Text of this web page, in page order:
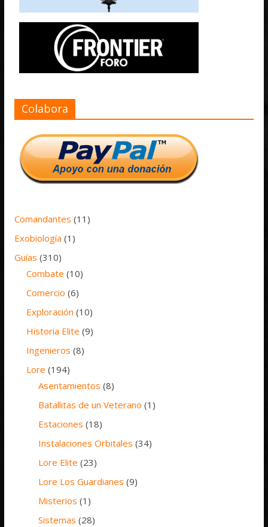
Colabora
Comandantes (11)
Exobiología (1)
Guías (310)
Combate (10)
Comercio (6)
Exploración (10)
Historia Elite (9)
Ingenieros (8)
Lore (194)
Asentamientos (8)
Batallitas de un Veterano (1)
Estaciones (18)
Instalaciones Orbitales (34)
Lore Elite (23)
Lore Los Guardianes (9)
Misterios (1)
Sistemas (28)